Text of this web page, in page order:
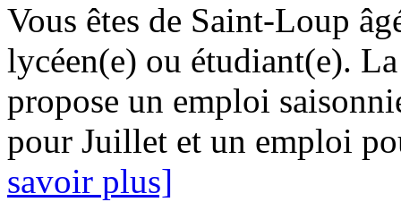
Vous êtes de Saint-Loup
lycéen(e) ou étudiant(e).
propose un emploi
pour Juillet et un emploi
savoir plus]